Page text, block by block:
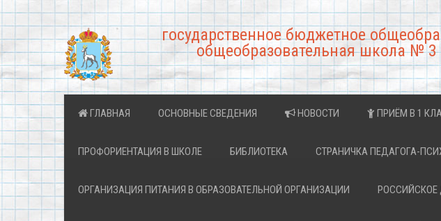
государственное бюджетное
общеобразовательная школа № 3
ГЛАВНАЯ ОСНОВНЫЕ СВЕДЕНИЯ НОВОСТИ ПРИЁМ В 1
ПРОФОРИЕНТАЦИЯ В ШКОЛЕ БИБЛИОТЕКА СТРАНИЧКА ПЕДАГОГА-
ОРГАНИЗАЦИЯ ПИТАНИЯ В ОБРАЗОВАТЕЛЬНОЙ ОРГАНИЗАЦИИ РОССИЙСКОЕ